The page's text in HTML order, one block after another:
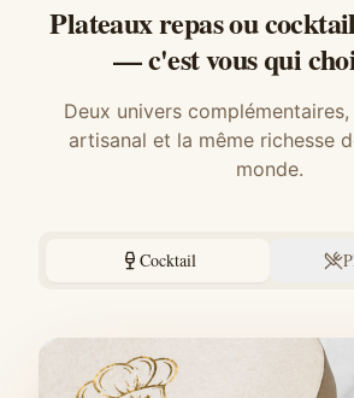
Plateaux repas ou
— c'est vous qui
Deux univers
artisanal et la même richesse
monde.
Cocktail